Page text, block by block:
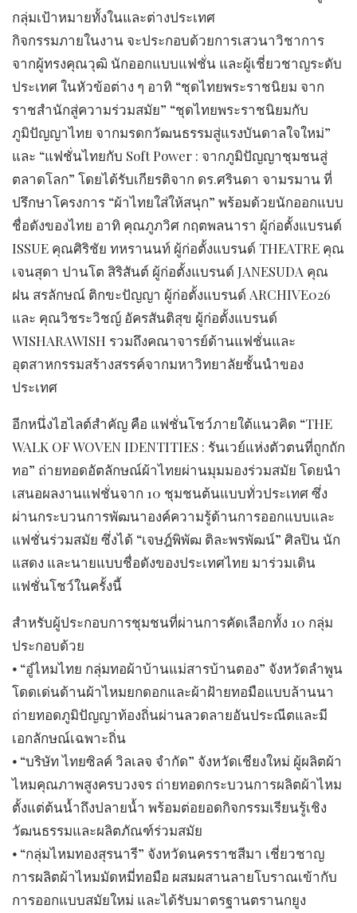
กลุ่มเป้าหมายทั้งในและต่างประเทศ
กิจกรรมภายในงาน จะประกอบด้วยการเสวนาวิชาการ
จากผู้ทรงคุณวุฒิ นักออกแบบแฟชั่น และผู้เชี่ยวชาญระดับ
ประเทศ ในหัวข้อต่าง ๆ อาทิ “ชุดไทยพระราชนิยม จาก
ราชสำนักสู่ความร่วมสมัย” “ชุดไทยพระราชนิยมกับ
ภูมิปัญญาไทย จากมรดกวัฒนธรรมสู่แรงบันดาลใจใหม่”
และ “แฟชั่นไทยกับ Soft Power : จากภูมิปัญญาชุมชนสู่
ตลาดโลก” โดยได้รับเกียรติจาก ดร.ศรินดา จามรมาน ที่
ปรึกษาโครงการ “ผ้าไทยใส่ให้สนุก” พร้อมด้วยนักออกแบบ
ชื่อดังของไทย อาทิ คุณภูภวิศ กฤตพลนารา ผู้ก่อตั้งแบรนด์
ISSUE คุณศิริชัย ทหรานนท์ ผู้ก่อตั้งแบรนด์ THEATRE คุณ
เจนสุดา ปานโต สิริสันต์ ผู้ก่อตั้งแบรนด์ JANESUDA คุณ
ฝน สรลักษณ์ ติกขะปัญญา ผู้ก่อตั้งแบรนด์ ARCHIVE026
และ คุณวิชระวิชญ์ อัครสันติสุข ผู้ก่อตั้งแบรนด์
WISHARAWISH รวมถึงคณาจารย์ด้านแฟชั่นและ
อุตสาหกรรมสร้างสรรค์จากมหาวิทยาลัยชั้นนำของ
ประเทศ
อีกหนึ่งไฮไลต์สำคัญ คือ แฟชั่นโชว์ภายใต้แนวคิด “THE
WALK OF WOVEN IDENTITIES : รันเวย์แห่งตัวตนที่ถูกถัก
ทอ” ถ่ายทอดอัตลักษณ์ผ้าไทยผ่านมุมมองร่วมสมัย โดยนำ
เสนอผลงานแฟชั่นจาก 10 ชุมชนต้นแบบทั่วประเทศ ซึ่ง
ผ่านกระบวนการพัฒนาองค์ความรู้ด้านการออกแบบและ
แฟชั่นร่วมสมัย ซึ่งได้ “เจษฎ์พิพัฒ ติละพรพัฒน์” ศิลปิน นัก
แสดง และนายแบบชื่อดังของประเทศไทย มาร่วมเดิน
แฟชั่นโชว์ในครั้งนี้
สำหรับผู้ประกอบการชุมชนที่ผ่านการคัดเลือกทั้ง 10 กลุ่ม
ประกอบด้วย
⦁ “อู๋ไหมไทย กลุ่มทอผ้าบ้านแม่สารบ้านตอง” จังหวัดลำพูน
โดดเด่นด้านผ้าไหมยกดอกและผ้าฝ้ายทอมือแบบล้านนา
ถ่ายทอดภูมิปัญญาท้องถิ่นผ่านลวดลายอันประณีตและมี
เอกลักษณ์เฉพาะถิ่น
⦁ “บริษัท ไทยซิลค์ วิลเลจ จำกัด” จังหวัดเชียงใหม่ ผู้ผลิตผ้า
ไหมคุณภาพสูงครบวงจร ถ่ายทอดกระบวนการผลิตผ้าไหม
ตั้งแต่ต้นน้ำถึงปลายน้ำ พร้อมต่อยอดกิจกรรมเรียนรู้เชิง
วัฒนธรรมและผลิตภัณฑ์ร่วมสมัย
⦁ “กลุ่มไหมทองสุรนารี” จังหวัดนครราชสีมา เชี่ยวชาญ
การผลิตผ้าไหมมัดหมี่ทอมือ ผสมผสานลายโบราณเข้ากับ
การออกแบบสมัยใหม่ และได้รับมาตรฐานตรานกยูง